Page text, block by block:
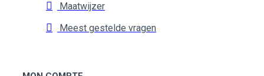
Maatwijzer
Meest gestelde vragen